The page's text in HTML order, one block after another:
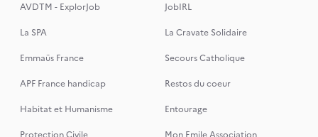
AVDTM - ExplorJob
JobIRL
La SPA
La Cravate Solidaire
Emmaüs France
Secours Catholique
APF France handicap
Restos du coeur
Habitat et Humanisme
Entourage